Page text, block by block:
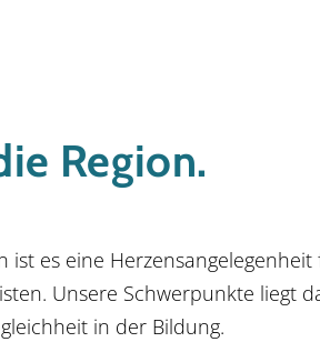
Region.
ist es eine
Unsere Schwerpunkte liegt
in der Bildung.